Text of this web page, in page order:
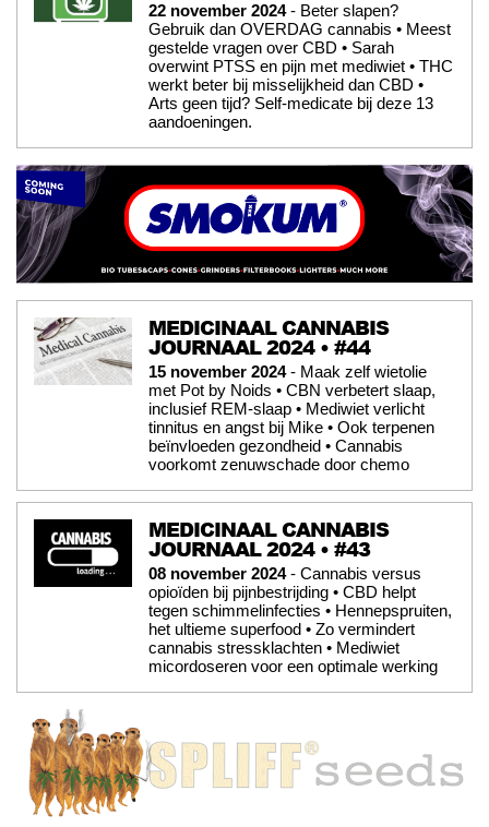
22 november 2024- Beter slapen?
Gebruik dan OVERDAG cannabis • Meest
gestelde vragen over CBD • Sarah
overwint PTSS en pijn met mediwiet • THC
werkt beter bij misselijkheid dan CBD •
Arts geen tijd? Self-medicate bij deze 13
aandoeningen.
MEDICINAAL CANNABIS
JOURNAAL 2024 • #44
15 november 2024- Maak zelf wietolie
met Pot by Noids • CBN verbetert slaap,
inclusief REM-slaap • Mediwiet verlicht
tinnitus en angst bij Mike • Ook terpenen
beïnvloeden gezondheid • Cannabis
voorkomt zenuwschade door chemo
MEDICINAAL CANNABIS
JOURNAAL 2024 • #43
08 november 2024- Cannabis versus
opioïden bij pijnbestrijding • CBD helpt
tegen schimmelinfecties • Hennepspruiten,
het ultieme superfood • Zo vermindert
cannabis stressklachten • Mediwiet
micordoseren voor een optimale werking